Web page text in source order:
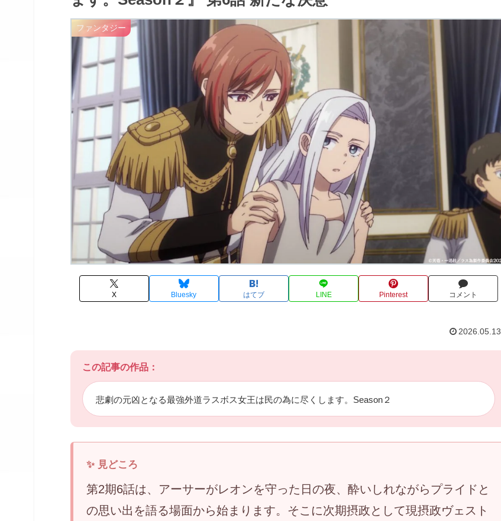
ファンタジー
X Bluesky はてブ LINE Pinterest コメント
2026.05.13
この記事の作品：
悲劇の元凶となる最強外道ラスボス女王は民の為に尽くします。Season２
第2期6話は、アーサーがレオンを守った日の夜、酔いしれながらプライドと
の思い出を語る場面から始まります。そこに次期摂政として現摂政ヴェスト